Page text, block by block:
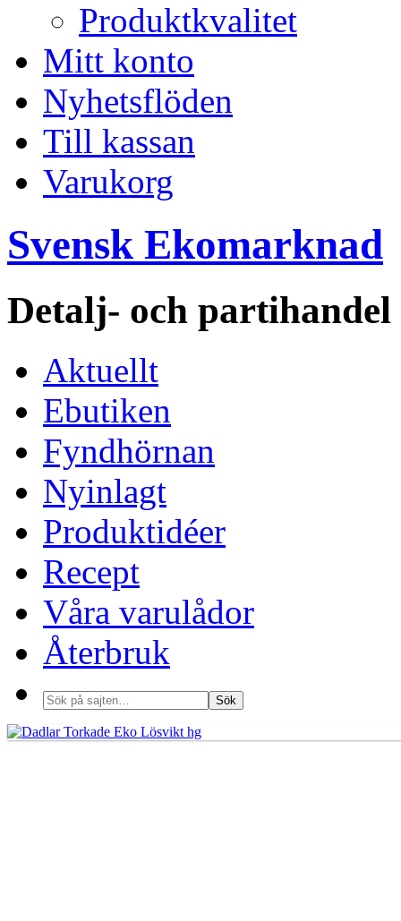
Produktkvalitet
Mitt konto
Nyhetsflöden
Till kassan
Varukorg
Svensk Ekomarknad
Detalj- och
Aktuellt
Ebutiken
Fyndhörnan
Nyinlagt
Produktidéer
Recept
Våra varulådor
Återbruk